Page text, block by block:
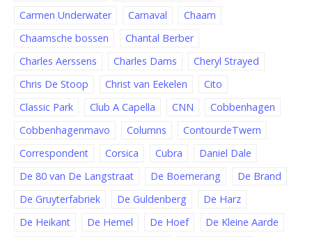
Carmen Underwater
Carnaval
Chaam
Chaamsche bossen
Chantal Berber
Charles Aerssens
Charles Dams
Cheryl Strayed
Chris De Stoop
Christ van Eekelen
Cito
Classic Park
Club A Capella CNN
Cobbenhagen
Cobbenhagenmavo
Columns
ContourdeTwern
Correspondent
Corsica Cubra
Daniel Dale
De 80 van De Langstraat
De Boemerang
De Brand
De Gruyterfabriek
De Guldenberg
De Harz
De Heikant
De Hemel De Hoef
De Kleine Aarde